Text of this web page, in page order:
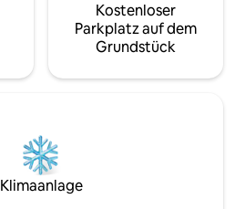
Kostenloser
Parkplatz auf dem
Grundstück
Klimaanlage